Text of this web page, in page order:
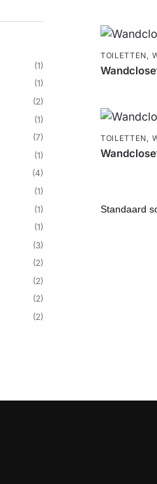
TOILETTEN,
TOILETTEN,
(1)
(1)
(2)
(1)
(7)
(1)
(4)
(1)
(1)
(1)
(3)
(2)
(2)
(2)
(2)